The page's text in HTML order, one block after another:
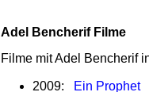
Adel Bencherif Filme
Filme mit Adel Bencherif
2009: Ein Prophet